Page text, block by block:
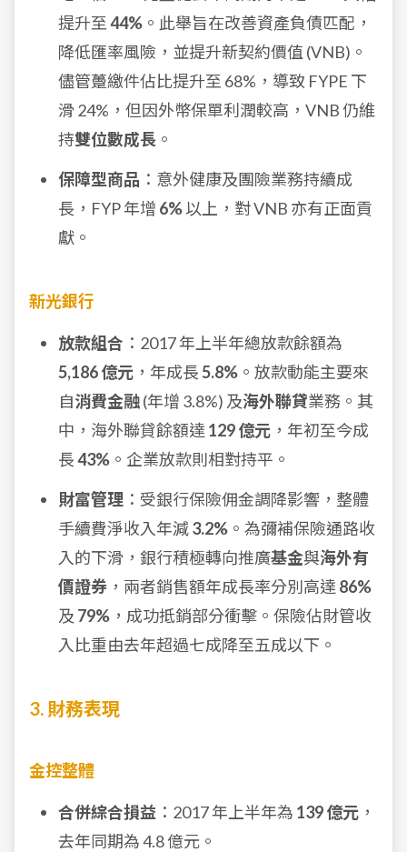
提升至 44% 。此舉旨在改善資產負債匹配，
降低匯率風險，並提升新契約價值 (VNB)。
儘管躉繳件佔比提升至 68%，導致 FYPE 下
滑 24%，但因外幣保單利潤較高，VNB 仍維
持雙位數成長 。
保障型商品 ：意外健康及團險業務持續成
長，FYP 年增 6%以上，對 VNB 亦有正面貢
獻。
新光銀行
放款組合 ：2017 年上半年總放款餘額為
5,186 億元 ，年成長5.8% 。放款動能主要來
自消費金融(年增 3.8%) 及海外聯貸業務。其
中，海外聯貸餘額達 129 億元 ，年初至今成
長43% 。企業放款則相對持平。
財富管理 ：受銀行保險佣金調降影響，整體
手續費淨收入年減3.2% 。為彌補保險通路收
入的下滑，銀行積極轉向推廣基金與海外有
價證券 ，兩者銷售額年成長率分別高達 86%
及 79% ，成功抵銷部分衝擊。保險佔財管收
入比重由去年超過七成降至五成以下。
3. 財務表現
金控整體
合併綜合損益 ：2017 年上半年為 139 億元 ，
去年同期為 4.8 億元。